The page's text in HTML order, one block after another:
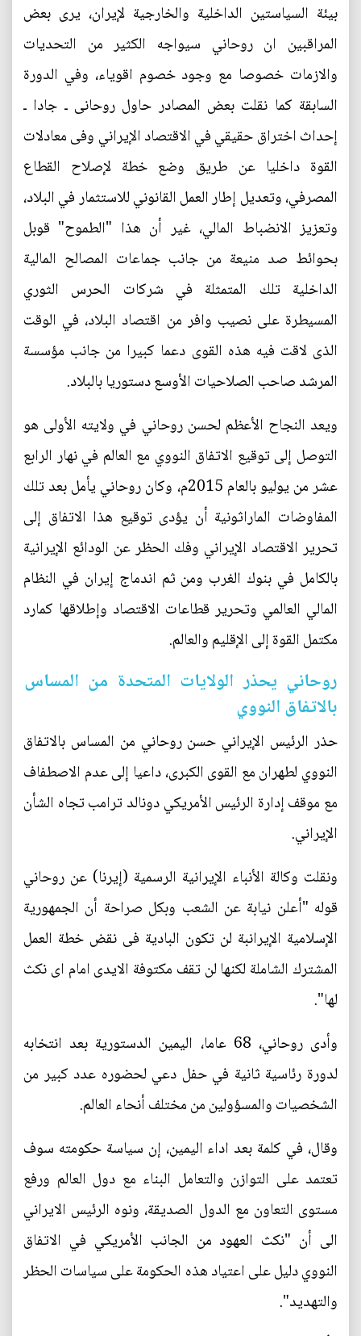
بيئة السياستين الداخلية والخارجية لإيران، يرى بعض
المراقبين ان روحاني سيواجه الكثير من التحديات
والازمات خصوصا مع وجود خصوم اقوياء، وفي الدورة
السابقة كما نقلت بعض المصادر حاول روحانى ـ جادا ـ
إحداث اختراق حقيقي في الاقتصاد الإيراني وفى معادلات
القوة داخليا عن طريق وضع خطة لإصلاح القطاع
المصرفي، وتعديل إطار العمل القانوني للاستثمار في البلاد،
وتعزيز الانضباط المالي، غير أن هذا "الطموح" قوبل
بحوائط صد منيعة من جانب جماعات المصالح المالية
الداخلية تلك المتمثلة في شركات الحرس الثوري
المسيطرة على نصيب وافر من اقتصاد البلاد، في الوقت
الذى لاقت فيه هذه القوى دعما كبيرا من جانب مؤسسة
المرشد صاحب الصلاحيات الأوسع دستوريا بالبلاد.
ويعد النجاح الأعظم لحسن روحاني في ولايته الأولى هو
التوصل إلى توقيع الاتفاق النووي مع العالم في نهار الرابع
عشر من يوليو بالعام 2015م، وكان روحاني يأمل بعد تلك
المفاوضات الماراثونية أن يؤدى توقيع هذا الاتفاق إلى
تحرير الاقتصاد الإيراني وفك الحظر عن الودائع الإيرانية
بالكامل في بنوك الغرب ومن ثم اندماج إيران في النظام
المالي العالمي وتحرير قطاعات الاقتصاد وإطلاقها كمارد
مكتمل القوة إلى الإقليم والعالم.
روحاني يحذر الولايات المتحدة من المساس
بالاتفاق النووي
حذر الرئيس الإيراني حسن روحاني من المساس بالاتفاق
النووي لطهران مع القوى الكبرى، داعيا إلى عدم الاصطفاف
مع موقف إدارة الرئيس الأمريكي دونالد ترامب تجاه الشأن
الإيراني.
ونقلت وكالة الأنباء الإيرانية الرسمية (إيرنا) عن روحاني
قوله "أعلن نيابة عن الشعب وبكل صراحة أن الجمهورية
الإسلامية الإيرانبة لن تكون البادیة فی نقض خطة العمل
المشترك الشاملة لكنها لن تقف مكتوفة الایدی امام ای نكث
لها".
وأدى روحاني، 68 عاما، اليمين الدستورية بعد انتخابه
لدورة رئاسية ثانية في حفل دعي لحضوره عدد كبير من
الشخصيات والمسؤولين من مختلف أنحاء العالم.
وقال، في كلمة بعد اداء اليمين، إن سياسة حكومته سوف
تعتمد على التوازن والتعامل البناء مع دول العالم ورفع
مستوى التعاون مع الدول الصديقة، ونوه الرئيس الايراني
الى أن "نكث العهود من الجانب الأمريكي في الاتفاق
النووي دليل على اعتياد هذه الحكومة على سياسات الحظر
والتهديد".